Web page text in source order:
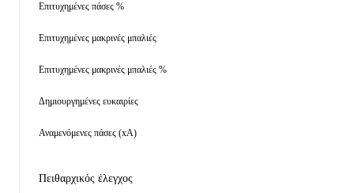
Επιτυχημένες πάσες %
Επιτυχημένες μακρινές μπαλιές
Επιτυχημένες μακρινές μπαλιές %
Δημιουργημένες ευκαιρίες
Αναμενόμενες πάσες (xA)
Πειθαρχικός έλεγχος